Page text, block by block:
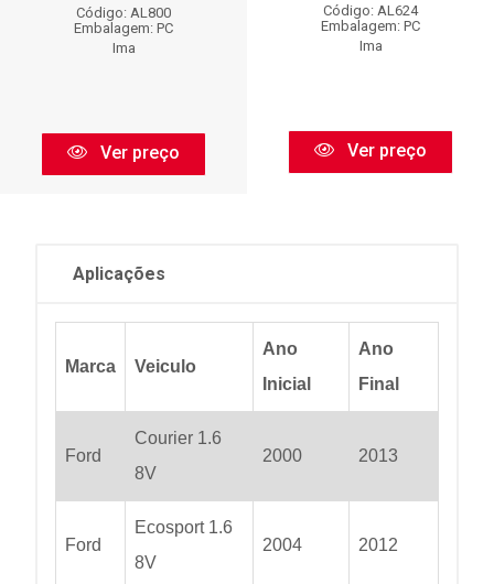
Código: AL800
Embalagem: PC
Ima
Ver preço
Código: AL624
Embalagem: PC
Ima
Ver preço
Aplicações
Marca Veiculo
Ano
Inicial
Ano
Final
Ford
Courier 1.6
8V
2000 2013
Ford
Ecosport 1.6
8V
2004 2012